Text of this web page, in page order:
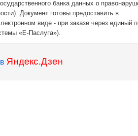
банка данных о
Документ готовы предоставить в
виде - при заказе через единый
«Е-Паслуга»).
Яндекс.Дзен